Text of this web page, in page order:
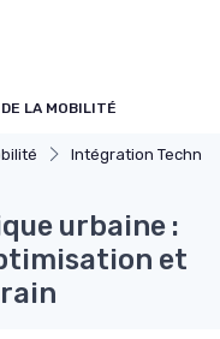
LA MOBILITÉ
Intégration
urbaine :
et